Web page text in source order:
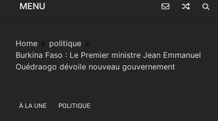
MENU
Home
politique
Burkina Faso : Le Premier ministre Jean Emmanuel
Ouédraogo dévoile nouveau gouvernement
À LA UNE POLITIQUE